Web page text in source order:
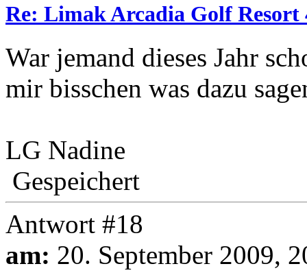
Re: Limak Arcadia Golf Resort
War jemand dieses Jahr
mir bisschen was dazu
LG Nadine
Gespeichert
Antwort #18
am: 20. September 2009,